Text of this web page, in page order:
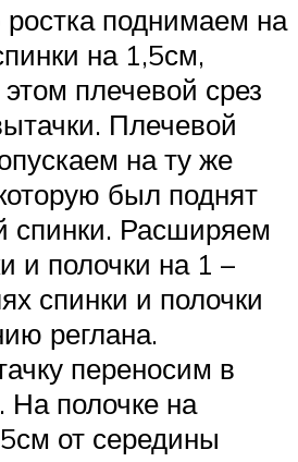
поднимаем на
на 1,5см,
плечевой срез
Плечевой
на ту же
был поднят
спинки. Расширяем
и полочки на 1 –
спинки и полочки
реглана.
переносим в
На полочке на
от середины